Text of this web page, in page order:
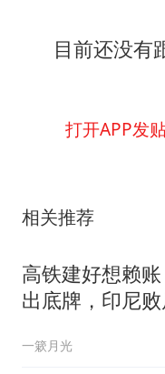
目前还没有
打开APP发
相关推荐
高铁建好想赖
出底牌，印尼败
一簌月光